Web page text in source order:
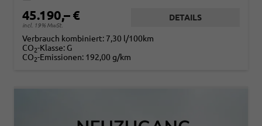
45.190,– €
incl. 19% MwSt.
DETAILS
Verbrauch kombiniert: 7,30 l/100km
CO2-Klasse: G
CO2-Emissionen: 192,00 g/km